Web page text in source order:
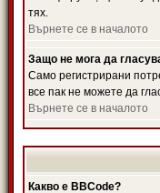
тях.
Върнете се в началото
Защо не мога да
Само регистрирани
все пак не можете да
Върнете се в началото
Какво е BBCode?